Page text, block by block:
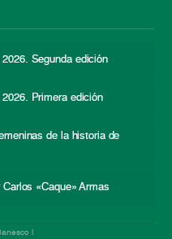
Segunda edición
Primera edición
de la historia de
«Caque» Armas
|